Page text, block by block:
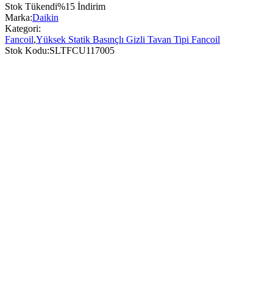
Stok Tükendi%15 İndirim
Marka:Daikin
Kategori:
Fancoil,Yüksek Statik Basınçlı Gizli Tavan Tipi Fancoil
Stok Kodu:SLTFCU117005